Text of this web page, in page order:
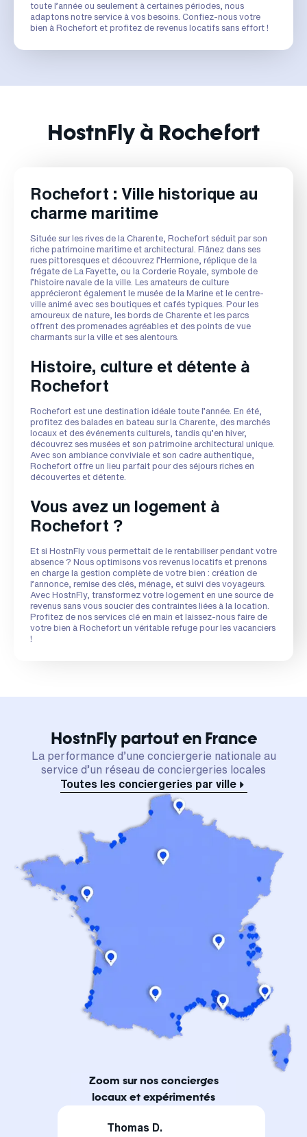
toute l’année ou seulement à certaines périodes, nous
adaptons notre service à vos besoins. Confiez-nous votre
bien à Rochefort et profitez de revenus locatifs sans effort !
HostnFly à Rochefort
Rochefort : Ville historique au
charme maritime
Située sur les rives de la Charente, Rochefort séduit par son
riche patrimoine maritime et architectural. Flânez dans ses
rues pittoresques et découvrez l’Hermione, réplique de la
frégate de La Fayette, ou la Corderie Royale, symbole de
l’histoire navale de la ville. Les amateurs de culture
apprécieront également le musée de la Marine et le centre-
ville animé avec ses boutiques et cafés typiques. Pour les
amoureux de nature, les bords de Charente et les parcs
offrent des promenades agréables et des points de vue
charmants sur la ville et ses alentours.
Histoire, culture et détente à
Rochefort
Rochefort est une destination idéale toute l’année. En été,
profitez des balades en bateau sur la Charente, des marchés
locaux et des événements culturels, tandis qu’en hiver,
découvrez ses musées et son patrimoine architectural unique.
Avec son ambiance conviviale et son cadre authentique,
Rochefort offre un lieu parfait pour des séjours riches en
découvertes et détente.
Vous avez un logement à
Rochefort ?
Et si HostnFly vous permettait de le rentabiliser pendant votre
absence ? Nous optimisons vos revenus locatifs et prenons
en charge la gestion complète de votre bien : création de
l’annonce, remise des clés, ménage, et suivi des voyageurs.
Avec HostnFly, transformez votre logement en une source de
revenus sans vous soucier des contraintes liées à la location.
Profitez de nos services clé en main et laissez-nous faire de
votre bien à Rochefort un véritable refuge pour les vacanciers
!
HostnFly partout en France
La performance d’une conciergerie nationale au
service d’un réseau de conciergeries locales
Toutes les conciergeries par ville
Zoom sur nos concierges
locaux et expérimentés
Thomas D.